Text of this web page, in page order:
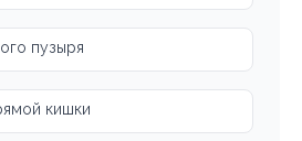
пузыря
кишки